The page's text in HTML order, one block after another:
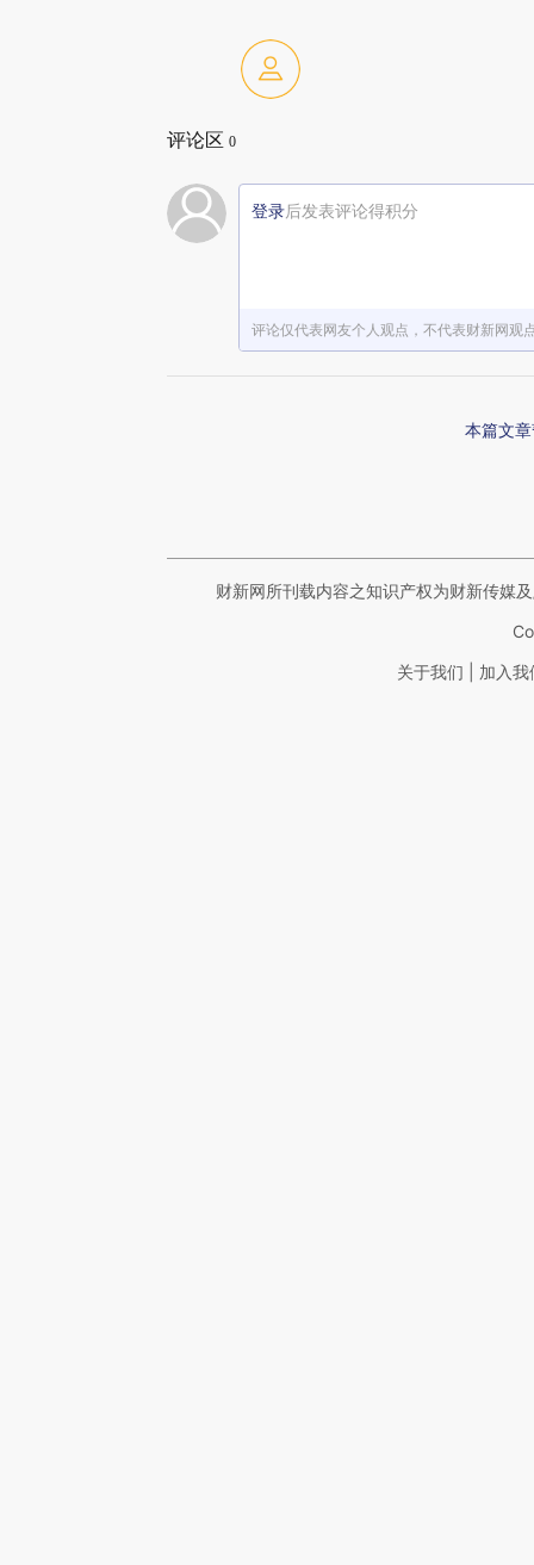
评论区 0
登录后发表评论得积分
评论仅代表网友个人观点，不代表财新网观
本篇文
财新网所刊载内容之知识产权为财新传媒
关于我们 加入我